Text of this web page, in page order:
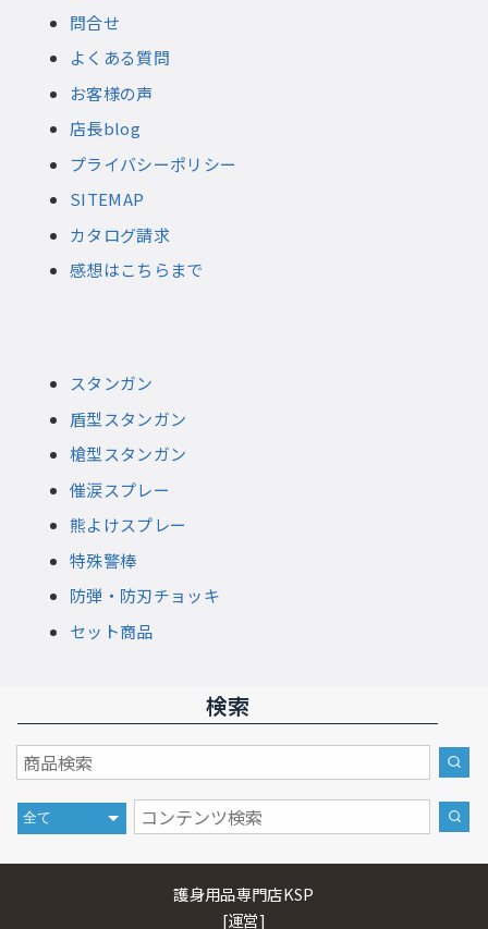
問合せ
よくある質問
お客様の声
店長blog
プライバシーポリシー
SITEMAP
カタログ請求
感想はこちらまで
スタンガン
盾型スタンガン
槍型スタンガン
催涙スプレー
熊よけスプレー
特殊警棒
防弾・防刃チョッキ
セット商品
検索
護身用品専門店KSP
[運営]